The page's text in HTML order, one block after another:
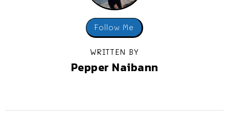
Follow Me
WRITTEN BY
Pepper Naibann